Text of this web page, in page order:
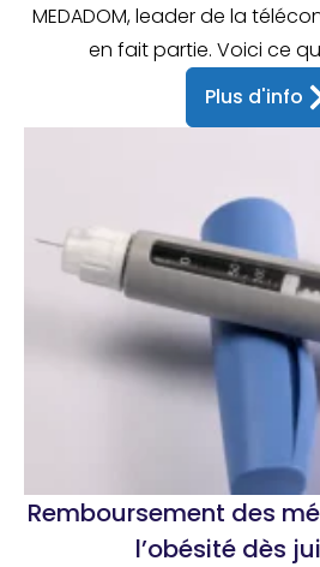
MEDADOM, leader de la
en fait partie. Voici ce
Plus d'info
Remboursement des
l’obésité dès